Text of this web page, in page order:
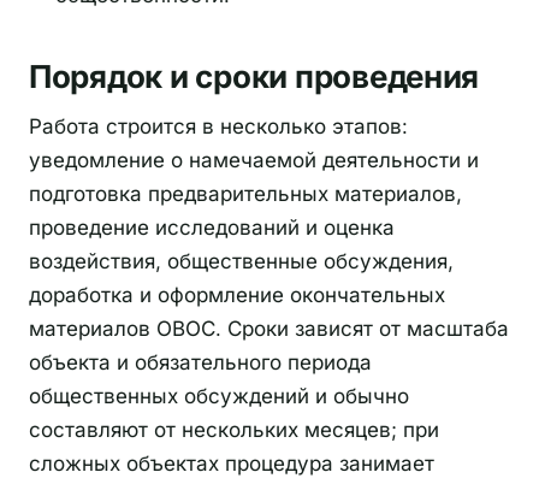
Порядок и сроки проведения
Работа строится в несколько этапов:
уведомление о намечаемой деятельности и
подготовка предварительных материалов,
проведение исследований и оценка
воздействия, общественные обсуждения,
доработка и оформление окончательных
материалов ОВОС. Сроки зависят от масштаба
объекта и обязательного периода
общественных обсуждений и обычно
составляют от нескольких месяцев; при
сложных объектах процедура занимает